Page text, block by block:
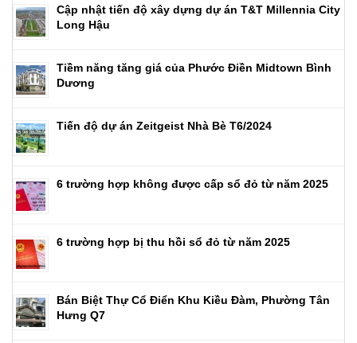
Cập nhật tiến độ xây dựng dự án T&T Millennia City
Long Hậu
Tiềm năng tăng giá của Phước Điền Midtown Bình
Dương
Tiến độ dự án Zeitgeist Nhà Bè T6/2024
6 trường hợp không được cấp sổ đỏ từ năm 2025
6 trường hợp bị thu hồi sổ đỏ từ năm 2025
Bán Biệt Thự Cổ Điển Khu Kiều Đàm, Phường Tân
Hưng Q7